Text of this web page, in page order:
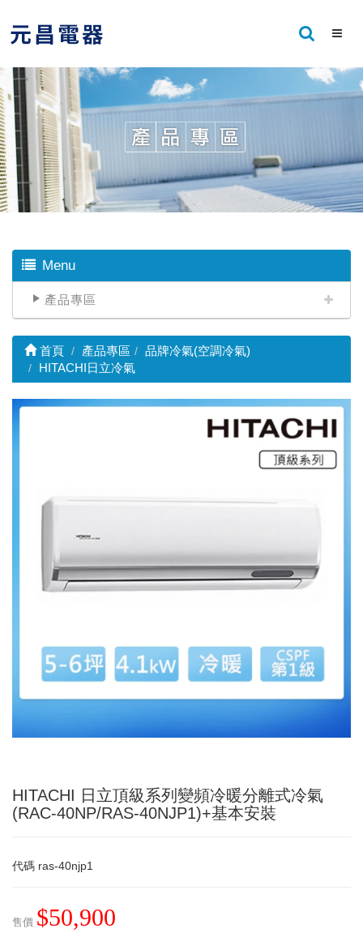
Menu
產品專區
首頁 產品專區
品牌冷氣(空調冷氣)
HITACHI日立冷氣
HITACHI 日立頂級系列變頻冷暖分離式冷氣
(RAC-40NP/RAS-40NJP1)+基本安裝
代碼 ras-40njp1
售價 $50,900